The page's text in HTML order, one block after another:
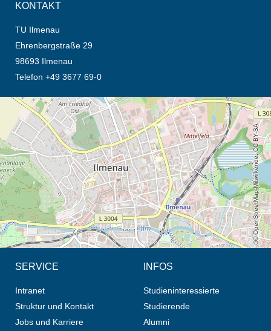
KONTAKT
TU Ilmenau
Ehrenbergstraße 29
98693 Ilmenau
Telefon +49 3677 69-0
Öffnet die Anfahrtsbeschreibung in neuem Tab (Karte)
© OpenStreetMap-Mitwirkende, CC BY-SA
SERVICE
Intranet
Struktur und Kontakt
Jobs und Karriere
INFOS
Studieninteressierte
Studierende
Alumni